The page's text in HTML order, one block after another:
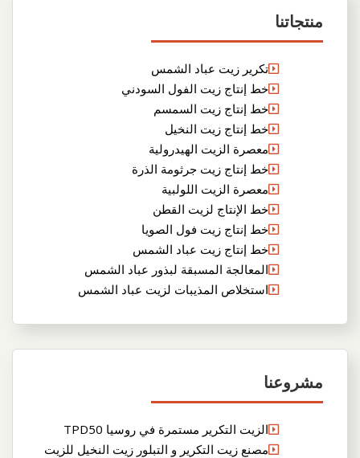
منتجاتنا
تكرير زيت عباد الشمس
خط إنتاج زيت الفول السودني
خط إنتاج زيت السمسم
خط إنتاج زيت النخيل
معصرة الزيت الهيدرولية
خط إنتاج زيت جرثومة الذرة
معصرة الزيت اللولبية
خط الإنتاج لزيت القطن
خط إنتاج زيت فول الصويا
خط إنتاج زيت عباد الشمس
المعالجة المسبقة لبذور عباد الشمس
استخلاص المذيبات لزيت عباد الشمس
مشروعنا
الزيت التكرير مستمرة في روسيا TPD50
مصنع زيت التكرير و التبلور زيت النخيل للزيت